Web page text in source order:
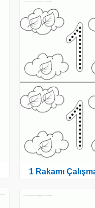
1 Rakamı